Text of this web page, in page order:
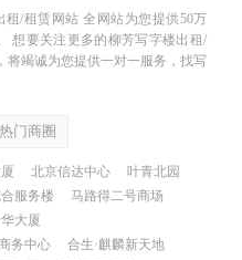
/租赁网站 全网站为您提供50万
想要关注更多的柳芳写字楼出租/
将竭诚为您提供一对一服务，找写
热门商圈
北京信达中心
叶青北园
服务楼
马路得二号商场
大厦
务中心
合生·麒麟新天地